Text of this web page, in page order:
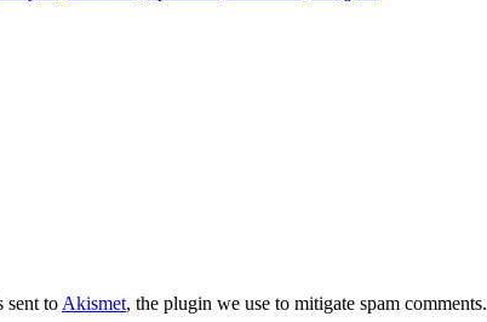
sent to Akismet, the plugin we use to mitigate spam comments.